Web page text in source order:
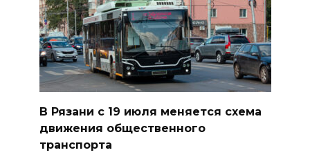
В Рязани с 19 июля меняется схема
движения общественного
транспорта